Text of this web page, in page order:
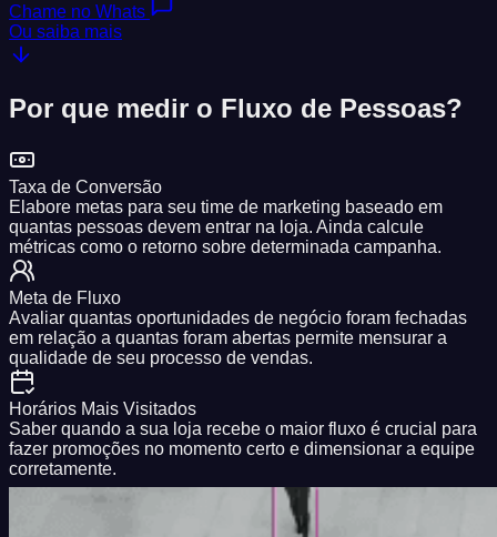
Chame no Whats
Ou saiba mais
Por que medir o Fluxo de Pessoas?
Taxa de Conversão
Elabore metas para seu time de marketing baseado em
quantas pessoas devem entrar na loja. Ainda calcule
métricas como o retorno sobre determinada campanha.
Meta de Fluxo
Avaliar quantas oportunidades de negócio foram fechadas
em relação a quantas foram abertas permite mensurar a
qualidade de seu processo de vendas.
Horários Mais Visitados
Saber quando a sua loja recebe o maior fluxo é crucial para
fazer promoções no momento certo e dimensionar a equipe
corretamente.